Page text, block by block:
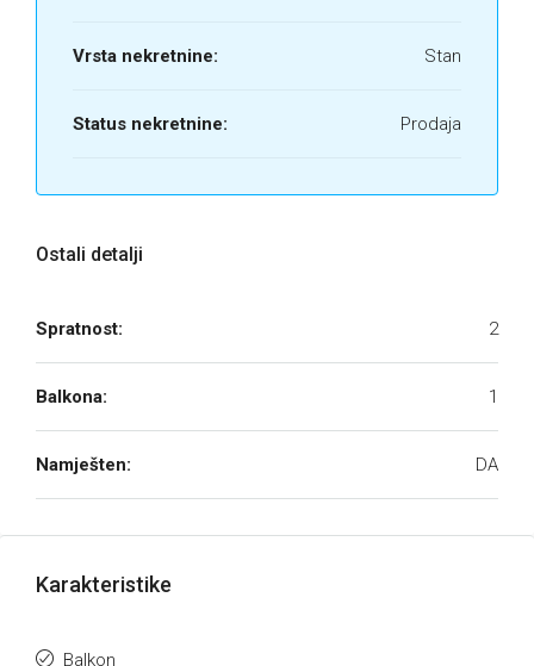
Vrsta nekretnine: Stan
Status nekretnine: Prodaja
Ostali detalji
Spratnost: 2
Balkona: 1
Namješten: DA
Karakteristike
Balkon